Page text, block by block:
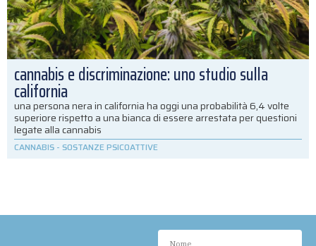
cannabis e discriminazione: uno studio sulla
california
una persona nera in california ha oggi una probabilità 6,4 volte
superiore rispetto a una bianca di essere arrestata per questioni
legate alla cannabis
CANNABIS - SOSTANZE PSICOATTIVE